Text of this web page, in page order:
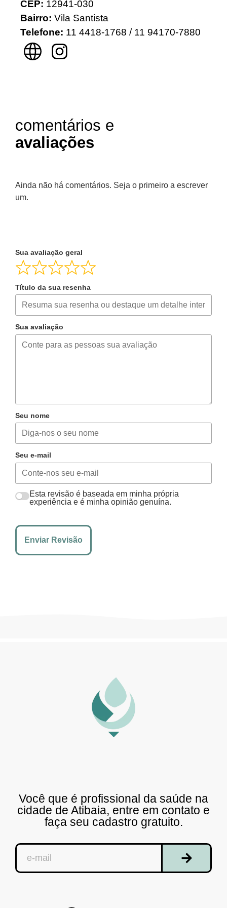
CEP: 12941-030
Bairro: Vila Santista
Telefone: 11 4418-1768 / 11 94170-7880
comentários e
avaliações
Ainda não há comentários. Seja o primeiro a escrever
um.
Sua avaliação geral
Título da sua resenha
Sua avaliação
Seu nome
Seu e-mail
Esta revisão é baseada em minha própria
experiência e é minha opinião genuína.
Enviar Revisão
Você que é profissional da saúde na
cidade de Atibaia, entre em contato e
faça seu cadastro gratuito.